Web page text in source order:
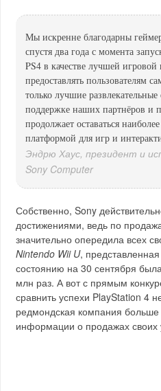
Мы искренне благодарны
спустя два года с момента
PS4 в качестве лучшей
предоставлять пользователям
только лучшие
поддержке наших партнёров и
продолжает оставаться
платформой для игр и
Эндрю Хаус, президент и
Sony Computer
Собственно, Sony
достижениями, ведь по
значительно опередила всех
Nintendo Wii U,
состоянию на 30 сентября
млн раз. А вот с прямым
сравнить успехи PlayStation 4
редмондская компания больше
информации о продажах своих